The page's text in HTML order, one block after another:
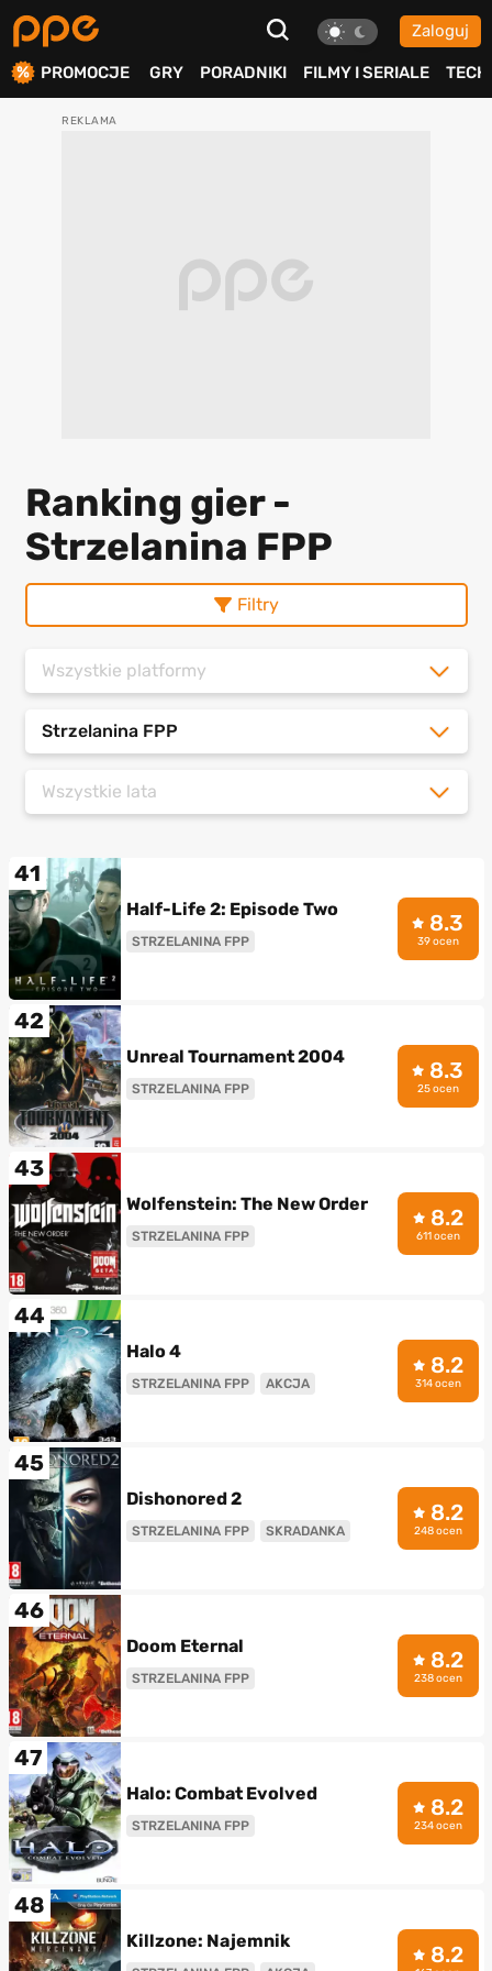
Zaloguj
PROMOCJE GRY PORADNIKI FILMY I SERIALE TECH
Ranking gier -
Strzelanina FPP
Filtry
Wszystkie platformy
Strzelanina FPP
Wszystkie lata
41
Half-Life 2: Episode Two
STRZELANINA FPP
8.3
39 ocen
42
Unreal Tournament 2004
STRZELANINA FPP
8.3
25 ocen
43
Wolfenstein: The New Order
STRZELANINA FPP
8.2
611 ocen
44
Halo 4
STRZELANINA FPP AKCJA
8.2
314 ocen
45
Dishonored 2
STRZELANINA FPP SKRADANKA
8.2
248 ocen
46
Doom Eternal
STRZELANINA FPP
8.2
238 ocen
47
Halo: Combat Evolved
STRZELANINA FPP
8.2
234 ocen
48
Killzone: Najemnik 8.2